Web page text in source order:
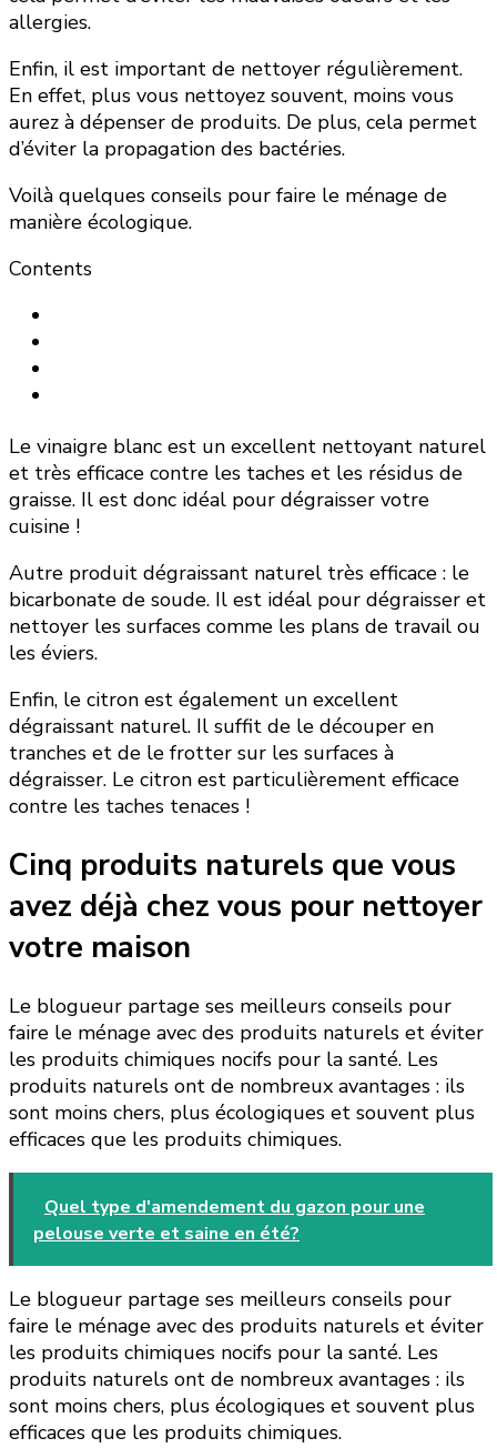
allergies.
Enfin, il est important de nettoyer régulièrement.
En effet, plus vous nettoyez souvent, moins vous
aurez à dépenser de produits. De plus, cela permet
d’éviter la propagation des bactéries.
Voilà quelques conseils pour faire le ménage de
manière écologique.
Contents
Le vinaigre blanc est un excellent nettoyant naturel
et très efficace contre les taches et les résidus de
graisse. Il est donc idéal pour dégraisser votre
cuisine !
Autre produit dégraissant naturel très efficace : le
bicarbonate de soude. Il est idéal pour dégraisser et
nettoyer les surfaces comme les plans de travail ou
les éviers.
Enfin, le citron est également un excellent
dégraissant naturel. Il suffit de le découper en
tranches et de le frotter sur les surfaces à
dégraisser. Le citron est particulièrement efficace
contre les taches tenaces !
Cinq produits naturels que vous
avez déjà chez vous pour nettoyer
votre maison
Le blogueur partage ses meilleurs conseils pour
faire le ménage avec des produits naturels et éviter
les produits chimiques nocifs pour la santé. Les
produits naturels ont de nombreux avantages : ils
sont moins chers, plus écologiques et souvent plus
efficaces que les produits chimiques.
Quel type d'amendement du gazon pour une
pelouse verte et saine en été?
Le blogueur partage ses meilleurs conseils pour
faire le ménage avec des produits naturels et éviter
les produits chimiques nocifs pour la santé. Les
produits naturels ont de nombreux avantages : ils
sont moins chers, plus écologiques et souvent plus
efficaces que les produits chimiques.